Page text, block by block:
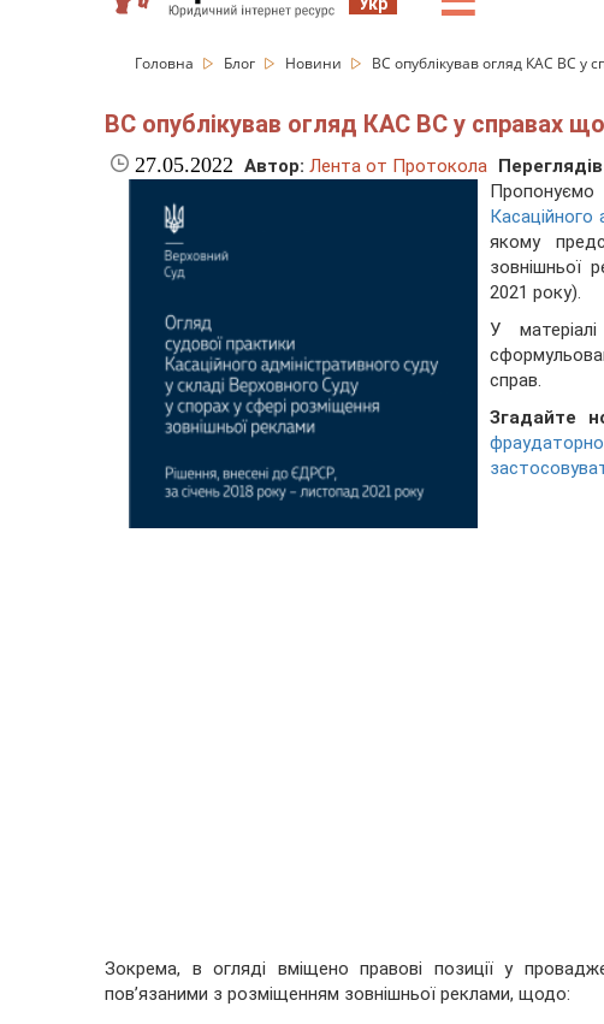
Головна Блог Новини ВС опублікував огляд КАС ВС у
ВС опублікував огляд КАС ВС у справах
27.05.2022 Автор: Лента от Протокола
Касаційного
якому
зовнішньої
2021 року).
У
справ.
Згадайте
Зокрема, в огляді вміщено правові позиції у
пов’язаними з розміщенням зовнішньої реклами, щодо: